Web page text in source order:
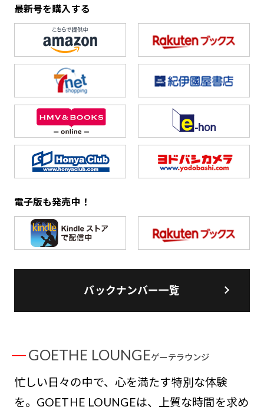
最新号を購入する
電子版も発売中！
バックナンバー一覧
GOETHE LOUNGEゲーテラウンジ
忙しい日々の中で、心を満たす特別な体験
を。GOETHE LOUNGEは、上質な時間を求め